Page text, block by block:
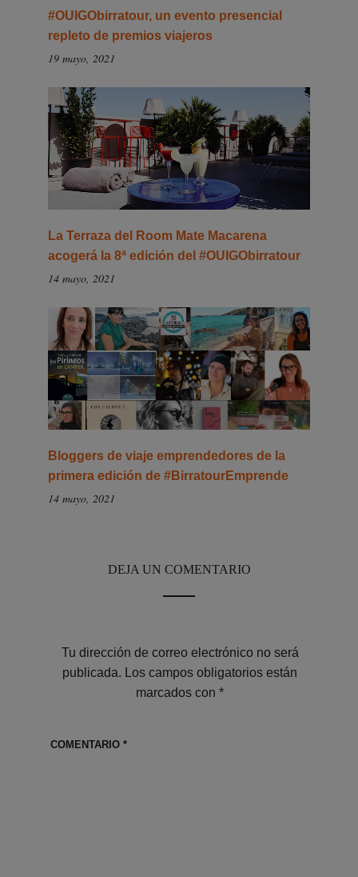
#OUIGObirratour, un evento presencial
repleto de premios viajeros
19 mayo, 2021
La Terraza del Room Mate Macarena
acogerá la 8ª edición del #OUIGObirratour
14 mayo, 2021
Bloggers de viaje emprendedores de la
primera edición de #BirratourEmprende
14 mayo, 2021
DEJA UN COMENTARIO
Tu dirección de correo electrónico no será
publicada. Los campos obligatorios están
marcados con*
COMENTARIO *